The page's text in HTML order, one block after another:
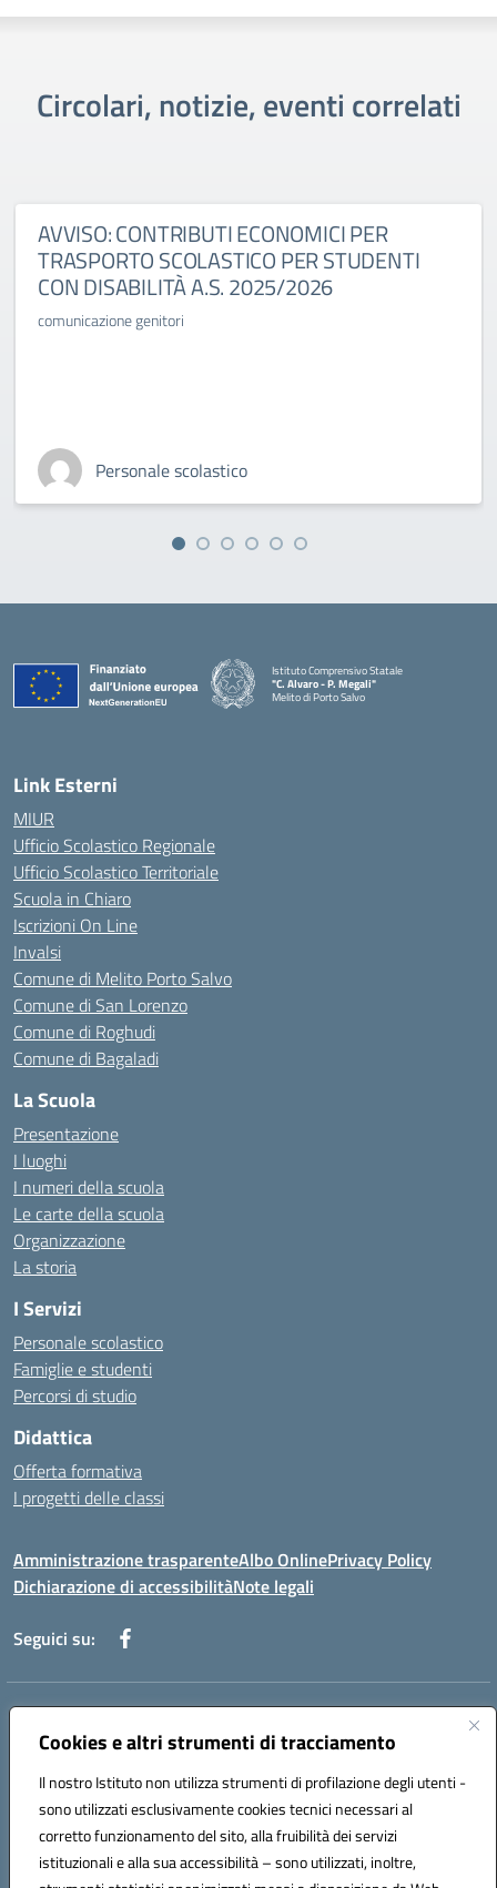
Cookies e altri strumenti di tracciamento
Il nostro Istituto non utilizza strumenti di profilazione degli utenti -
sono utilizzati esclusivamente cookies tecnici necessari al
corretto funzionamento del sito, alla fruibilità dei servizi
istituzionali e alla sua accessibilità – sono utilizzati, inoltre,
Circolari, notizie, eventi correlati
AVVISO: CONTRIBUTI ECONOMICI PER
TRASPORTO SCOLASTICO PER STUDENTI
CON DISABILITÀ A.S. 2025/2026
comunicazione genitori
Personale scolastico
Istituto Comprensivo Statale
"C. Alvaro - P. Megali"
Melito di Porto Salvo
Link Esterni
MIUR
Ufficio Scolastico Regionale
Ufficio Scolastico Territoriale
Scuola in Chiaro
Iscrizioni On Line
Invalsi
Comune di Melito Porto Salvo
Comune di San Lorenzo
Comune di Roghudi
Comune di Bagaladi
La Scuola
Presentazione
I luoghi
I numeri della scuola
Le carte della scuola
Organizzazione
La storia
I Servizi
Personale scolastico
Famiglie e studenti
Percorsi di studio
Didattica
Offerta formativa
I progetti delle classi
Amministrazione trasparenteAlbo OnlinePrivacy Policy
Dichiarazione di accessibilitàNote legali
Seguici su:
Indirizzo:
Centralino:+39 0965 78 12 60 Email:rcic841003@istruzione.it
Codice fiscale: 92034530805
Codice meccanografico:
rcic841003
Codice Indice delle Pubbliche Amministrazioni (IPA): istsc_rcic841003